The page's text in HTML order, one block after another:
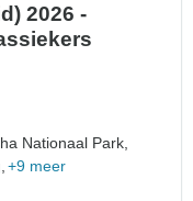
2026 -
Nationaal Park,
+9 meer